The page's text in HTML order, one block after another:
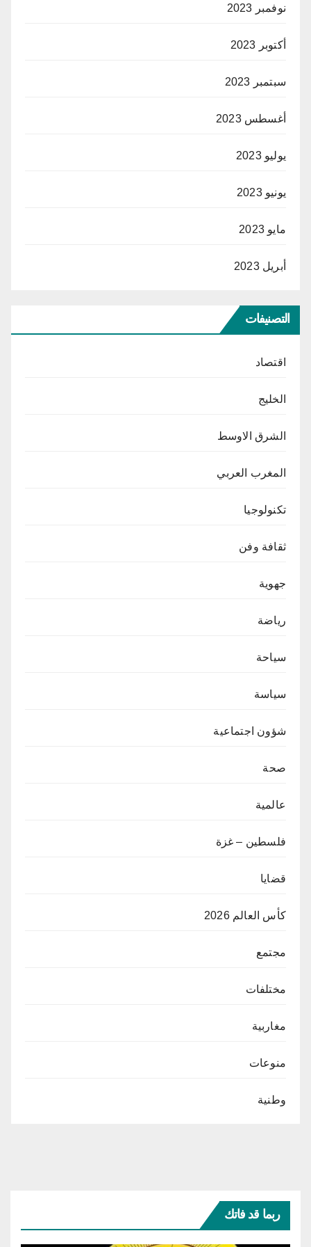
نوفمبر 2023
أكتوبر 2023
سبتمبر 2023
أغسطس 2023
يوليو 2023
يونيو 2023
مايو 2023
أبريل 2023
التصنيفات
اقتصاد
الخليج
الشرق الاوسط
المغرب العربي
تكنولوجيا
ثقافة وفن
جهوية
رياضة
سياحة
سياسة
شؤون اجتماعية
صحة
عالمية
فلسطين – غزة
قضايا
كأس العالم 2026
مجتمع
مختلفات
مغاربية
منوعات
وطنية
ربما قد فاتك